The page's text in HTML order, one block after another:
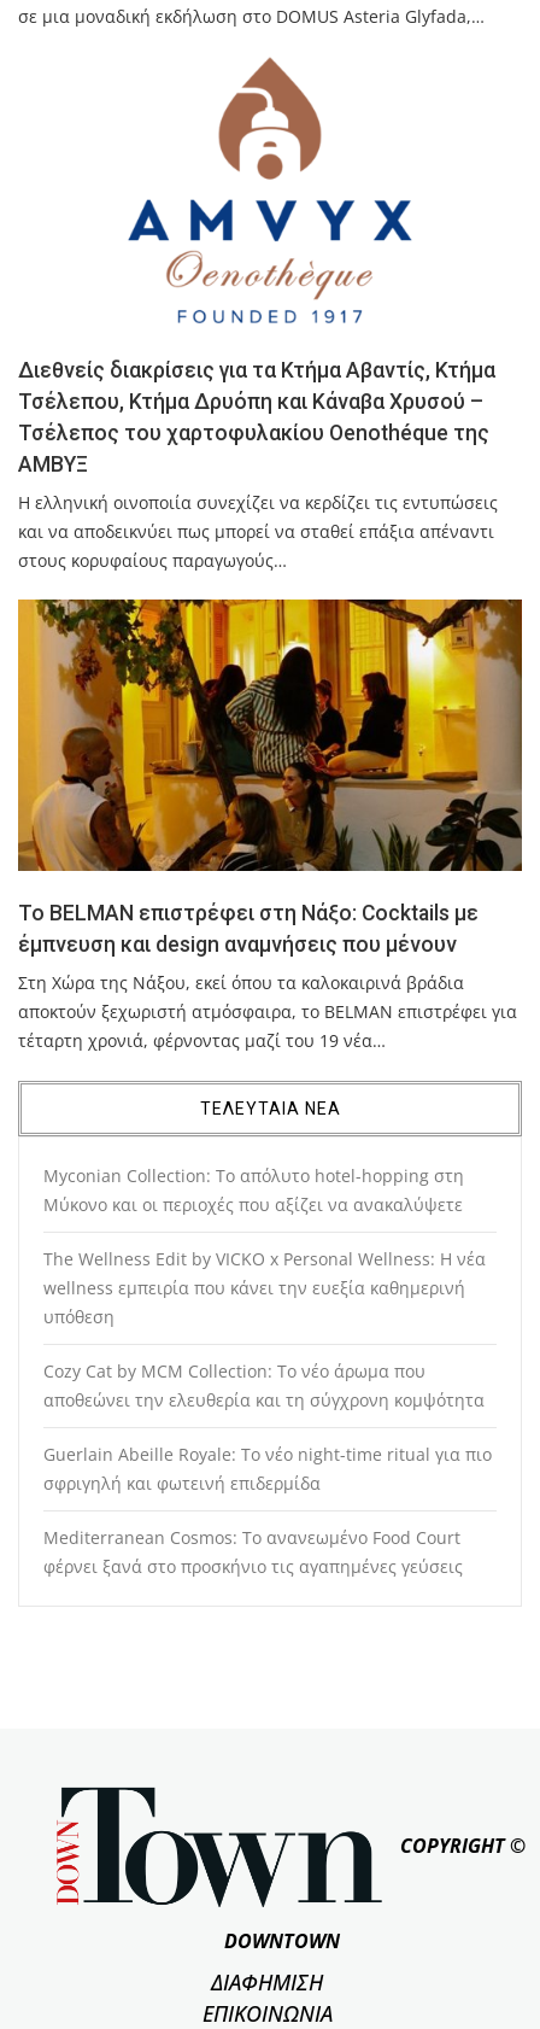
σε μια μοναδική εκδήλωση στο DOMUS Asteria Glyfada,…
Διεθνείς διακρίσεις για τα Κτήμα Αβαντίς, Κτήμα
Τσέλεπου, Κτήμα Δρυόπη και Κάναβα Χρυσού –
Τσέλεπος του χαρτοφυλακίου Oenothéque της
ΑΜΒΥΞ
Η ελληνική οινοποιία συνεχίζει να κερδίζει τις εντυπώσεις
και να αποδεικνύει πως μπορεί να σταθεί επάξια απέναντι
στους κορυφαίους παραγωγούς…
Το BELMAN επιστρέφει στη Νάξο: Cocktails με
έμπνευση και design αναμνήσεις που μένουν
Στη Χώρα της Νάξου, εκεί όπου τα καλοκαιρινά βράδια
αποκτούν ξεχωριστή ατμόσφαιρα, το BELMAN επιστρέφει για
τέταρτη χρονιά, φέρνοντας μαζί του 19 νέα…
ΤΕΛΕΥΤΑΙΑ ΝΕΑ
Myconian Collection: Το απόλυτο hotel-hopping στη
Μύκονο και οι περιοχές που αξίζει να ανακαλύψετε
The Wellness Edit by VICKO x Personal Wellness: Η νέα
wellness εμπειρία που κάνει την ευεξία καθημερινή
υπόθεση
Cozy Cat by MCM Collection: Το νέο άρωμα που
αποθεώνει την ελευθερία και τη σύγχρονη κομψότητα
Guerlain Abeille Royale: Το νέο night-time ritual για πιο
σφριγηλή και φωτεινή επιδερμίδα
Mediterranean Cosmos: Το ανανεωμένο Food Court
φέρνει ξανά στο προσκήνιο τις αγαπημένες γεύσεις
COPYRIGHT ©
DOWNTOWN
ΔΙΑΦΗΜΙΣΗ
ΕΠΙΚΟΙΝΩΝΙΑ